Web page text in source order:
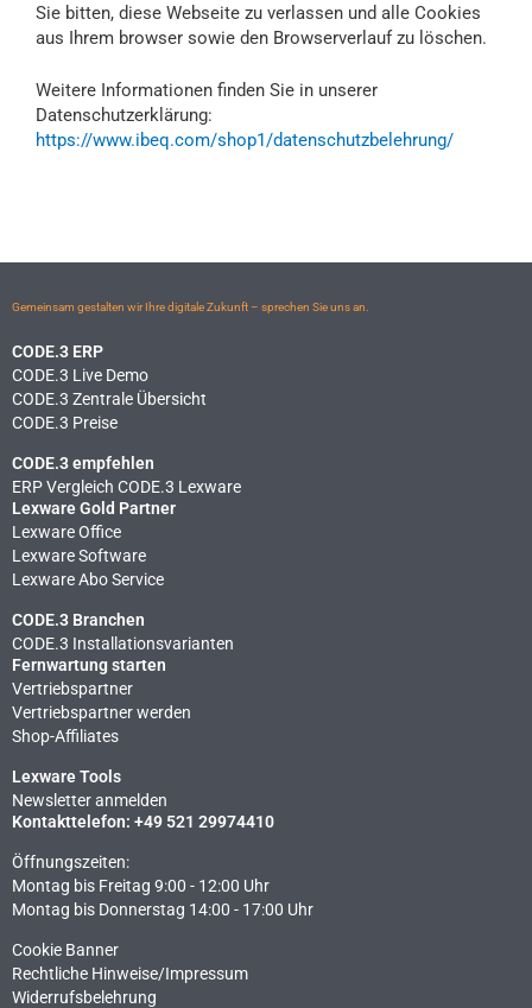
Sie bitten, diese Webseite zu verlassen und alle Cookies
aus Ihrem browser sowie den Browserverlauf zu löschen.
Weitere Informationen finden Sie in unserer
Datenschutzerklärung:
https://www.ibeq.com/shop1/datenschutzbelehrung/
Gemeinsam gestalten wir Ihre digitale Zukunft – sprechen Sie uns an.
CODE.3 ERP
CODE.3 Live Demo
CODE.3 Zentrale Übersicht
CODE.3 Preise
CODE.3 empfehlen
ERP Vergleich CODE.3 Lexware
Lexware Gold Partner
Lexware Office
Lexware Software
Lexware Abo Service
CODE.3 Branchen
CODE.3 Installationsvarianten
Fernwartung starten
Vertriebspartner
Vertriebspartner werden
Shop-Affiliates
Lexware Tools
Newsletter anmelden
Kontakttelefon: +49 521 29974410
Öffnungszeiten:
Montag bis Freitag 9:00 - 12:00 Uhr
Montag bis Donnerstag 14:00 - 17:00 Uhr
Cookie Banner
Rechtliche Hinweise​/Impressum
Widerrufsbelehrung